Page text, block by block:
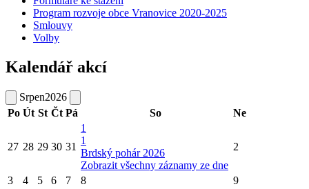
Program rozvoje obce Vranovice 2020-2025
Smlouvy
Volby
Kalendář akcí
Srpen2026
Po Út St Čt Pá So Ne
27 28 29 30 31
1
1
Brdský pohár 2026
Zobrazit všechny záznamy ze dne
2
3 4 5 6 7 8 9